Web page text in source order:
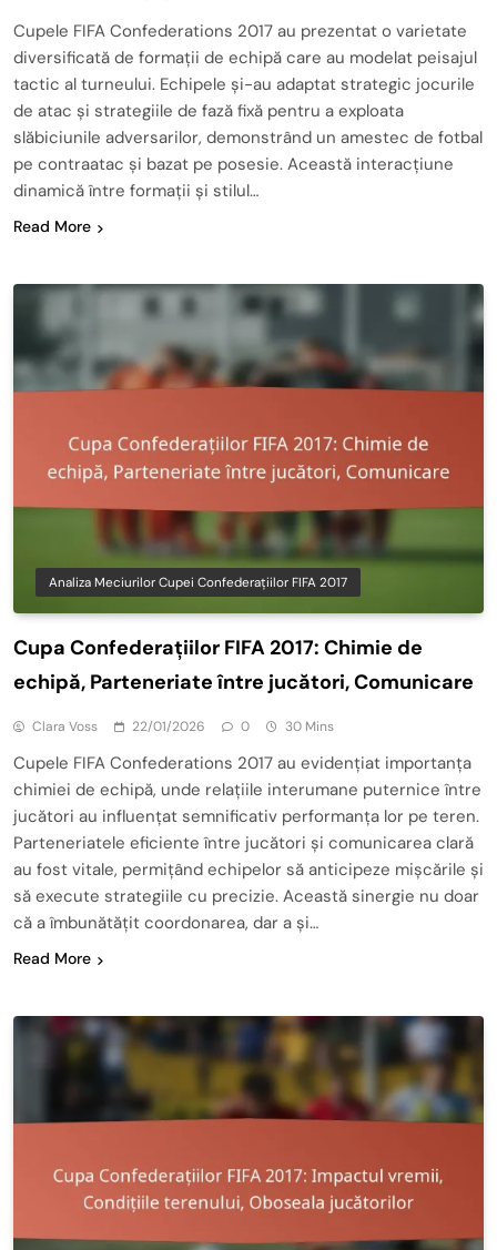
Cupele FIFA Confederations 2017 au prezentat o varietate
diversificată de formații de echipă care au modelat peisajul
tactic al turneului. Echipele și-au adaptat strategic jocurile
de atac și strategiile de fază fixă pentru a exploata
slăbiciunile adversarilor, demonstrând un amestec de fotbal
pe contraatac și bazat pe posesie. Această interacțiune
dinamică între formații și stilul…
Read More
Analiza Meciurilor Cupei Confederațiilor FIFA 2017
Cupa Confederațiilor FIFA 2017: Chimie de
echipă, Parteneriate între jucători, Comunicare
Clara Voss 22/01/2026 0 30 Mins
Cupele FIFA Confederations 2017 au evidențiat importanța
chimiei de echipă, unde relațiile interumane puternice între
jucători au influențat semnificativ performanța lor pe teren.
Parteneriatele eficiente între jucători și comunicarea clară
au fost vitale, permițând echipelor să anticipeze mișcările și
să execute strategiile cu precizie. Această sinergie nu doar
că a îmbunătățit coordonarea, dar a și…
Read More